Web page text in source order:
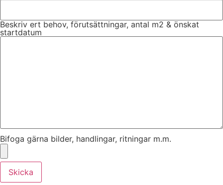
Beskriv ert behov, förutsättningar, antal m2 & önskat
startdatum
Bifoga gärna bilder, handlingar, ritningar m.m.
Skicka